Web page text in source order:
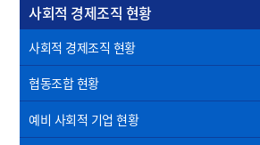
사회적 경제조직 현황
사회적 경제조직 현황
협동조합 현황
예비 사회적 기업 현황